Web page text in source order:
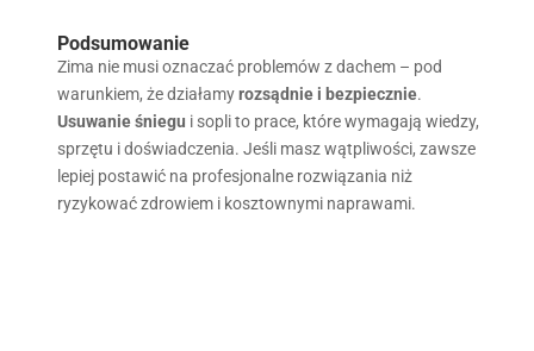
Podsumowanie
Zima nie musi oznaczać problemów z dachem – pod
warunkiem, że działamyrozsądnie i bezpiecznie.
Usuwanie śniegu i sopli to prace, które wymagają wiedzy,
sprzętu i doświadczenia. Jeśli masz wątpliwości, zawsze
lepiej postawić na profesjonalne rozwiązania niż
ryzykować zdrowiem i kosztownymi naprawami.